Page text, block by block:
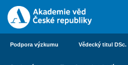
Podpora výzkumu Vědecký titul DSc.